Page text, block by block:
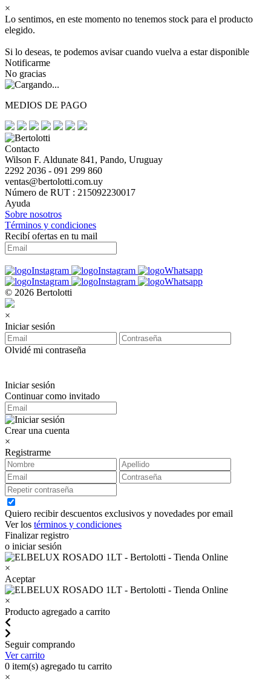
×
Lo sentimos, en este momento no tenemos stock para el producto
elegido.
Si lo deseas, te podemos avisar cuando vuelva a estar disponible
Notificarme
No gracias
MEDIOS DE PAGO
Contacto
Wilson F. Aldunate 841, Pando, Uruguay
2292 2036 - 091 299 860
ventas@bertolotti.com.uy
Número de RUT : 215092230017
Ayuda
Sobre nosotros
Términos y condiciones
Recibí ofertas en tu mail
© 2026 Bertolotti
×
Iniciar sesión
Olvidé mi contraseña
Iniciar sesión
Continuar como invitado
Crear una cuenta
×
Registrarme
Quiero recibir descuentos exclusivos y novedades por email
Ver los términos y condiciones
Finalizar registro
o iniciar sesión
×
Aceptar
×
Producto agregado a carrito
Seguir comprando
Ver carrito
0 item(s) agregado tu carrito
×